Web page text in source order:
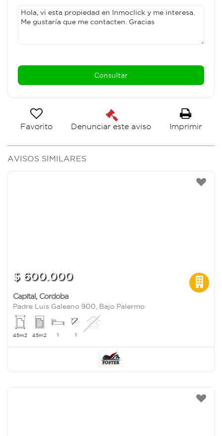
Favorito Denunciar este aviso Imprimir
AVISOS SIMILARES
$ 600.000
Capital, Cordoba
Padre Luis Galeano 900, Bajo Palermo
45m2 45m2 1 1